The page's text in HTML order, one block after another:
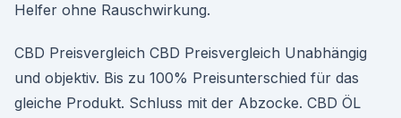
Helfer ohne Rauschwirkung.
CBD Preisvergleich CBD Preisvergleich Unabhängig
und objektiv. Bis zu 100% Preisunterschied für das
gleiche Produkt. Schluss mit der Abzocke. CBD ÖL